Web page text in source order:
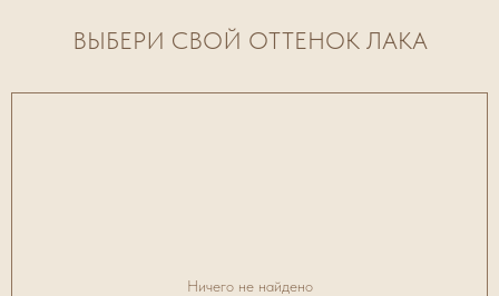
ВЫБЕРИ СВОЙ ОТТЕНОК ЛАКА
Ничего не найдено